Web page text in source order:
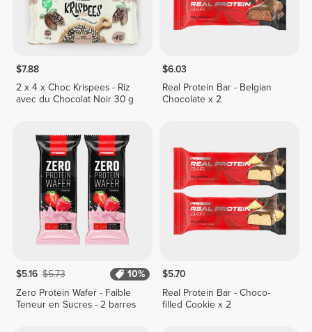
$7.88
2 x 4 x Choc Krispees - Riz
avec du Chocolat Noir 30 g
$6.03
Real Protein Bar - Belgian
Chocolate x 2
$5.16 $5.73
10%
Zero Protein Wafer - Faible
Teneur en Sucres - 2 barres
$5.70
Real Protein Bar - Choco-
filled Cookie x 2